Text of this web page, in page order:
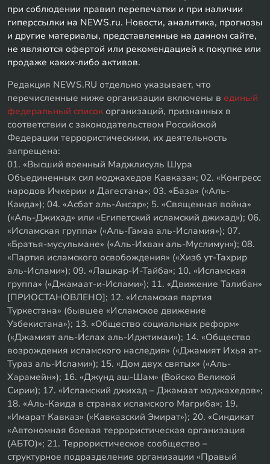
при соблюдении правил перепечатки и при наличии
гиперссылки на NEWS.ru. Новости, аналитика, прогнозы
и другие материалы, представленные на данном сайте,
не являются офертой или рекомендацией к покупке или
продаже каких-либо активов.
Редакция NEWS.RU отдельно указывает, что
перечисленные ниже организации включены в единый
федеральный список организаций, признанных в
соответствии с законодательством Российской
Федерации террористическими, их деятельность
запрещена:
01. «Высший военный Маджлисуль Шура
Объединенных сил моджахедов Кавказа»; 02. «Конгресс
народов Ичкерии и Дагестана»; 03. «База» («Аль-
Каида»); 04. «Асбат аль-Ансар»; 5. «Священная война»
(«Аль-Джихад» или «Египетский исламский джихад»); 06.
«Исламская группа» («Аль-Гамаа аль-Исламия»); 07.
«Братья-мусульмане» («Аль-Ихван аль-Муслимун»); 08.
«Партия исламского освобождения» («Хизб ут-Тахрир
аль-Ислами»); 09. «Лашкар-И-Тайба»; 10. «Исламская
группа» («Джамаат-и-Ислами»); 11. «Движение Талибан»
[ПРИОСТАНОВЛЕНО]; 12. «Исламская партия
Туркестана» (бывшее «Исламское движение
Узбекистана»); 13. «Общество социальных реформ»
(«Джамият аль-Ислах аль-Иджтимаи»); 14. «Общество
возрождения исламского наследия» («Джамият Ихья ат-
Тураз аль-Ислами»); 15. «Дом двух святых» («Аль-
Харамейн»); 16. «Джунд аш-Шам» (Войско Великой
Сирии); 17. «Исламский джихад – Джамаат моджахедов»;
18. «Аль-Каида в странах исламского Магриба»; 19.
«Имарат Кавказ» («Кавказский Эмират»); 20. «Синдикат
«Автономная боевая террористическая организация
(АБТО)»; 21. Террористическое сообщество –
структурное подразделение организации «Правый